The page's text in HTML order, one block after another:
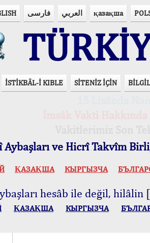
فارسی العربي қазақша
İSTİKBÂL-İ KIBLE SİTENİZ İÇİN
ve Hicrî Takvîm
ҚАЗАҚША КЫPГЫЗЧA
hesâb ile değil, hilâlin
ҚАЗАҚША КЫPГЫЗЧA